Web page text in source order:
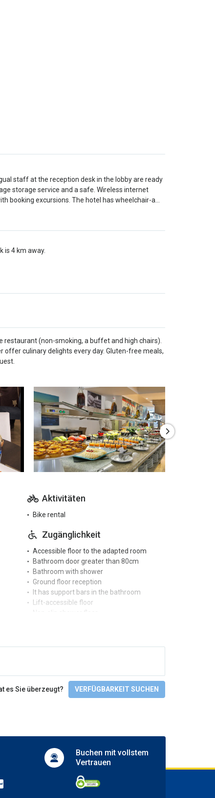
staff at the reception desk in the lobby are ready
storage service and a safe. Wireless internet
booking excursions. The hotel has wheelchair-a…
is 4 km away.
restaurant (non-smoking, a buffet and high chairs).
culinary delights every day. Gluten-free meals,
Aktivitäten
Bike rental
Zugänglichkeit
Accessible floor to the adapted room
Bathroom door greater than 80cm
Bathroom with shower
Ground floor reception
It has support bars in the bathroom
Lift-accessible floor
Check-In/Checkout
es Sie überzeugt? VERFÜGBARKEIT SUCHEN
Buchen mitvollstem
Vertrauen